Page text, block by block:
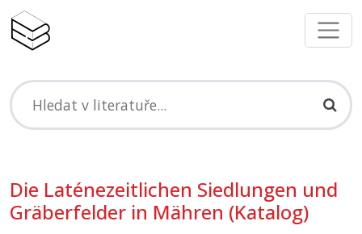
Die Laténezeitlichen Siedlungen und
Gräberfelder in Mähren (Katalog)